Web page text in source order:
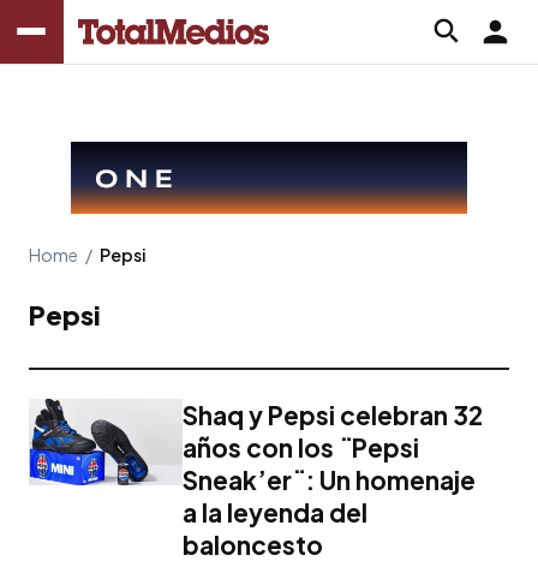
Home / Pepsi
Pepsi
Shaq y Pepsi celebran 32
años con los ¨Pepsi
Sneak’er¨: Un homenaje
a la leyenda del
baloncesto